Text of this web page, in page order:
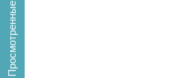
Просмотренные